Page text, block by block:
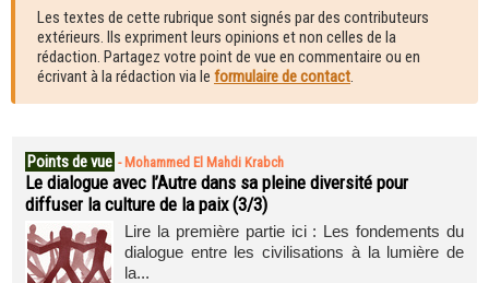
Les textes de cette rubrique sont signés par des contributeurs
extérieurs. Ils expriment leurs opinions et non celles de la
rédaction. Partagez votre point de vue en commentaire ou en
écrivant à la rédaction via le formulaire de contact.
Points de vue - Mohammed El Mahdi Krabch
Le dialogue avec l’Autre dans sa pleine diversité pour
diffuser la culture de la paix (3/3)
Lire la première partie ici : Les fondements du
dialogue entre les civilisations à la lumière de
la...